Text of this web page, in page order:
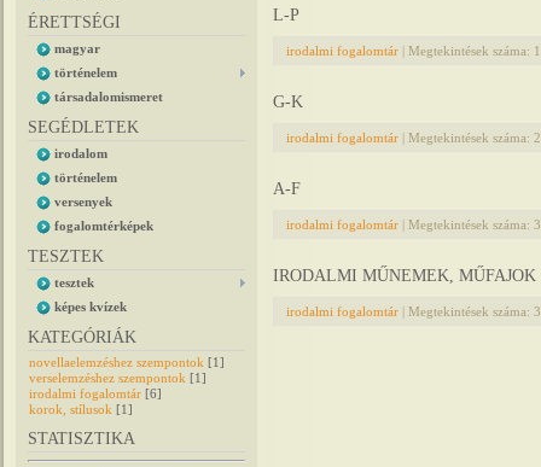
ÉRETTSÉGI
magyar
történelem
társadalomismeret
SEGÉDLETEK
irodalom
történelem
versenyek
fogalomtérképek
TESZTEK
tesztek
képes kvízek
KATEGÓRIÁK
novellaelemzéshez szempontok [1]
verselemzéshez szempontok [1]
irodalmi fogalomtár [6]
korok, stílusok [1]
STATISZTIKA
L-P
irodalmi fogalomtár | Megtekintések száma:
G-K
irodalmi fogalomtár | Megtekintések száma:
A-F
irodalmi fogalomtár | Megtekintések száma:
IRODALMI MŰNEMEK, MŰFAJOK
irodalmi fogalomtár | Megtekintések száma: